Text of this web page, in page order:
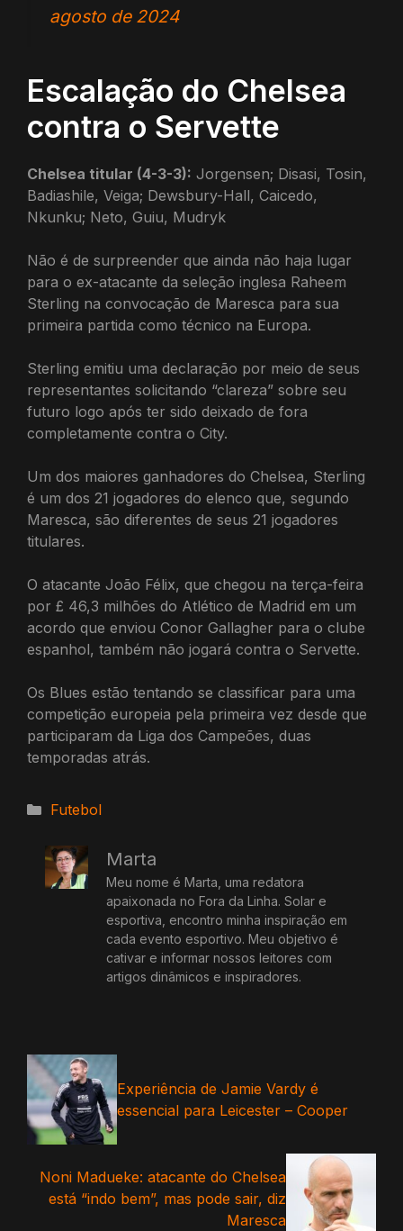
agosto de 2024
Escalação do Chelsea
contra o Servette
Chelsea titular (4-3-3): Jorgensen; Disasi, Tosin,
Badiashile, Veiga; Dewsbury-Hall, Caicedo,
Nkunku; Neto, Guiu, Mudryk
Não é de surpreender que ainda não haja lugar
para o ex-atacante da seleção inglesa Raheem
Sterling na convocação de Maresca para sua
primeira partida como técnico na Europa.
Sterling emitiu uma declaração por meio de seus
representantes solicitando “clareza” sobre seu
futuro logo após ter sido deixado de fora
completamente contra o City.
Um dos maiores ganhadores do Chelsea, Sterling
é um dos 21 jogadores do elenco que, segundo
Maresca, são diferentes de seus 21 jogadores
titulares.
O atacante João Félix, que chegou na terça-feira
por £ 46,3 milhões do Atlético de Madrid em um
acordo que enviou Conor Gallagher para o clube
espanhol, também não jogará contra o Servette.
Os Blues estão tentando se classificar para uma
competição europeia pela primeira vez desde que
participaram da Liga dos Campeões, duas
temporadas atrás.
Categorias
Futebol
Marta
Meu nome é Marta, uma redatora
apaixonada no Fora da Linha. Solar e
esportiva, encontro minha inspiração em
cada evento esportivo. Meu objetivo é
cativar e informar nossos leitores com
artigos dinâmicos e inspiradores.
Experiência de Jamie Vardy é
essencial para Leicester – Cooper
Noni Madueke: atacante do Chelsea
está “indo bem”, mas pode sair, diz
Maresca